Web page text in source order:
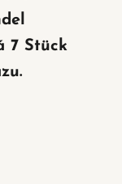
7 Stück